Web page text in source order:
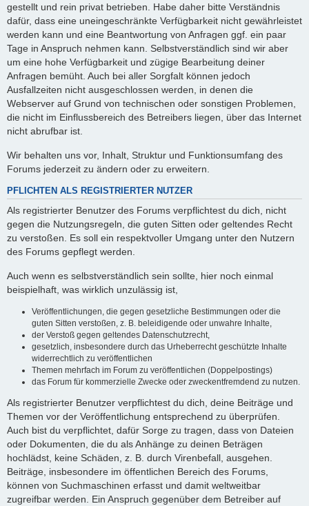
gestellt und rein privat betrieben. Habe daher bitte Verständnis
dafür, dass eine uneingeschränkte Verfügbarkeit nicht gewährleistet
werden kann und eine Beantwortung von Anfragen ggf. ein paar
Tage in Anspruch nehmen kann. Selbstverständlich sind wir aber
um eine hohe Verfügbarkeit und zügige Bearbeitung deiner
Anfragen bemüht. Auch bei aller Sorgfalt können jedoch
Ausfallzeiten nicht ausgeschlossen werden, in denen die
Webserver auf Grund von technischen oder sonstigen Problemen,
die nicht im Einflussbereich des Betreibers liegen, über das Internet
nicht abrufbar ist.
Wir behalten uns vor, Inhalt, Struktur und Funktionsumfang des
Forums jederzeit zu ändern oder zu erweitern.
PFLICHTEN ALS REGISTRIERTER NUTZER
Als registrierter Benutzer des Forums verpflichtest du dich, nicht
gegen die Nutzungsregeln, die guten Sitten oder geltendes Recht
zu verstoßen. Es soll ein respektvoller Umgang unter den Nutzern
des Forums gepflegt werden.
Auch wenn es selbstverständlich sein sollte, hier noch einmal
beispielhaft, was wirklich unzulässig ist,
Veröffentlichungen, die gegen gesetzliche Bestimmungen oder die
guten Sitten verstoßen, z. B. beleidigende oder unwahre Inhalte,
der Verstoß gegen geltendes Datenschutzrecht,
gesetzlich, insbesondere durch das Urheberrecht geschützte Inhalte
widerrechtlich zu veröffentlichen
Themen mehrfach im Forum zu veröffentlichen (Doppelpostings)
das Forum für kommerzielle Zwecke oder zweckentfremdend zu nutzen.
Als registrierter Benutzer verpflichtest du dich, deine Beiträge und
Themen vor der Veröffentlichung entsprechend zu überprüfen.
Auch bist du verpflichtet, dafür Sorge zu tragen, dass von Dateien
oder Dokumenten, die du als Anhänge zu deinen Beträgen
hochlädst, keine Schäden, z. B. durch Virenbefall, ausgehen.
Beiträge, insbesondere im öffentlichen Bereich des Forums,
können von Suchmaschinen erfasst und damit weltweitbar
zugreifbar werden. Ein Anspruch gegenüber dem Betreiber auf